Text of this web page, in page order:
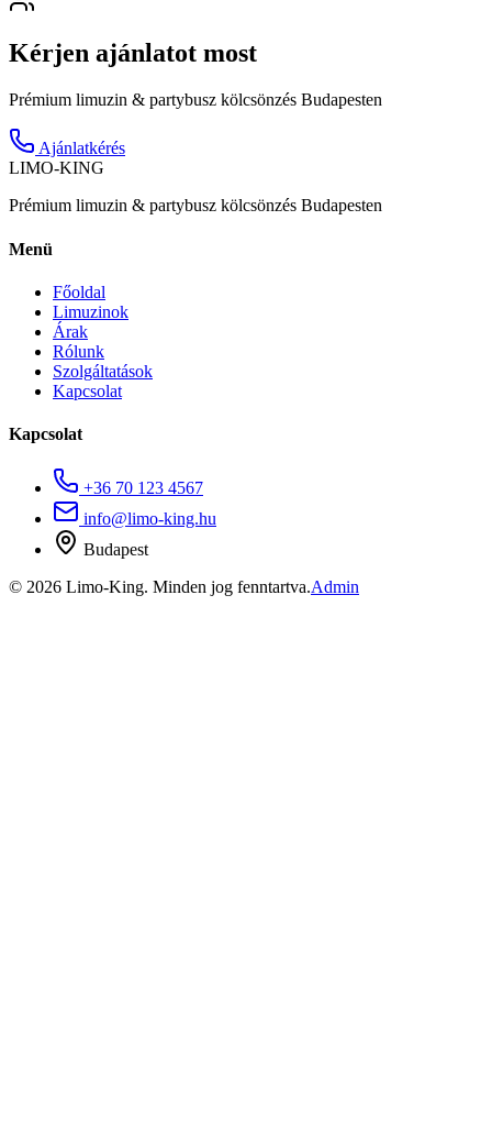
Kérjen ajánlatot most
Prémium limuzin & partybusz kölcsönzés Budapesten
Ajánlatkérés
LIMO-KING
Prémium limuzin & partybusz kölcsönzés Budapesten
Menü
Főoldal
Limuzinok
Árak
Rólunk
Szolgáltatások
Kapcsolat
Kapcsolat
+36 70 123 4567
info@limo-king.hu
Budapest
© 2026 Limo-King. Minden jog fenntartva.Admin